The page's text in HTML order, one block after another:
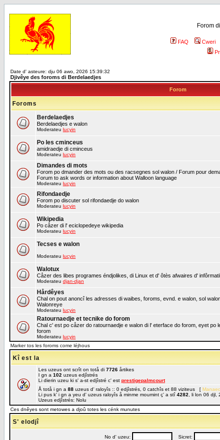
Forom
FAQ
Cweri
Date d' asteure: dju 06 awo, 2026 15:39:32
Djivêye des foroms di Berdelaedjes
Forom
Foroms
Berdelaedjes
Berdelaedjes e walon
Moderateu lucyin
Po les cminceus
amidraedje di cminceus
Moderateu lucyin
Dimandes di mots
Forom po dmander des mots ou des racsegnes sol walon / Forum pour
Forum to ask words or information about Walloon language
Moderateu lucyin
Rifondaedje
Forom po discuter sol rifondaedje do walon
Moderateu lucyin
Wikipedia
Po cåzer di l' eciclopedeye wikipedia
Moderateu lucyin
Tecses e walon
Moderateu lucyin
Walotux
Cåzer des libes programes éndjolikes, di Linux et d' ôtès afwaires d'
Moderateu djan-djan
Hårdêyes
Chal on pout anoncî les adresses di waibes, foroms, evnd. e walon, sol
Walonreye
Moderateu lucyin
Ratournaedje et tecnike do forom
Chal c' est po cåzer do ratournaedje e walon di l' eterface do forom, eyet
forom
Moderateu lucyin
Marker tos les foroms come léjhous
Kî est la
Les uzeus ont scrît on totå di 7726 årtikes
I gn a 102 uzeus edjîstrés
Li dierin uzeu ki s' a-st edjîstré c' est prestigepalmcourt
Å totå i gn a 88 uzeus d' raloyîs :: 0 edjîstrés, 0 catchîs et 88 viziteus [
Li pus k' i gn a yeu d' uzeus raloyîs å minme moumint ç' a stî 4282 , li lon 06
Uzeus edjîstrés: Nolu
Ces dnêyes sont metowes a djoû totes les cénk munutes
S' elodjî
No d' uzeu: Sicret: